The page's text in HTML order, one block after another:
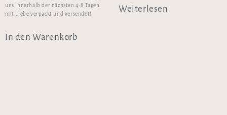
uns innerhalb der nächsten 4-8 Tagen
mit Liebe verpackt und versendet!
In den Warenkorb
Weiterlesen